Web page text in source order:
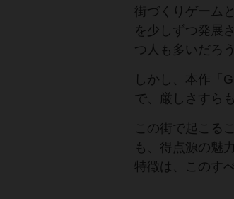
街づくりゲーム
を少しずつ発展
つ人も多いだろう
しかし、本作「
で、厳しさすら
この街で起こる
も、得点源の魅
特徴は、このす